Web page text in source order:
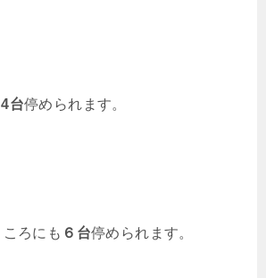
4台停められます。
ろにも ６台停められます。